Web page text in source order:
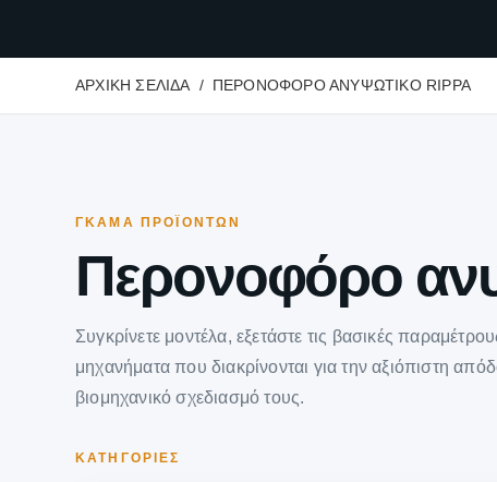
ΑΡΧΙΚΉ ΣΕΛΊΔΑ ΠΕΡΟΝΟΦΌΡΟ ΑΝΥΨΩΤΙΚΌ RIPPA
ΓΚΆΜΑ ΠΡΟΪΌΝΤΩΝ
Περονοφόρο
Συγκρίνετε μοντέλα, εξετάστε τις βασικές
μηχανήματα που διακρίνονται για την αξιόπιστη
βιομηχανικό σχεδιασμό τους.
ΚΑΤΗΓΟΡΊΕΣ